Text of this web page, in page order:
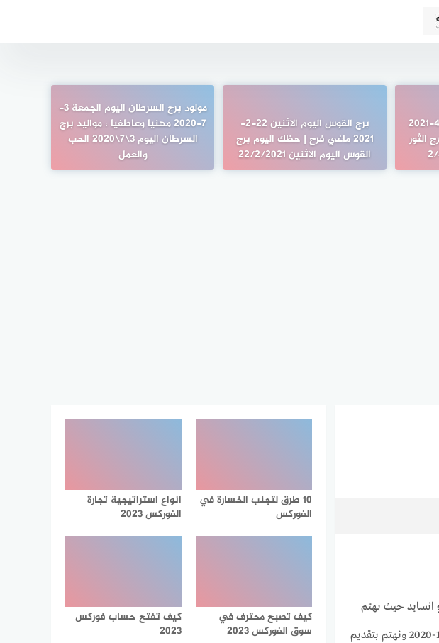
برج الثور اليوم الجمعة 2-4-2021
الثور
برج القوس اليوم الاثنين 22-2-
2021 ماغي فرح | حظك اليوم برج
القوس اليوم الاثنين 22/2/2021
مولود برج السرطان اليوم الجمعة 3-
7-2020 مهنيا وعاطفيا ، مواليد برج
السرطان اليوم 3\7\2020 الحب
والعمل
لكم من خلال موقع انسايد حيث نهتم
بجميع الأبراج وحظك اليوم 25/10/2020 كارمن شماس والأبراج اليوم الأحد 25-10-2020 ونهتم بتقديم
10 طرق لتجنب الخسارة في
الفوركس
انواع استراتيجية تجارة
الفوركس 2023
كيف تصبح محترف في
سوق الفوركس 2023
كيف تفتح حساب فوركس
2023